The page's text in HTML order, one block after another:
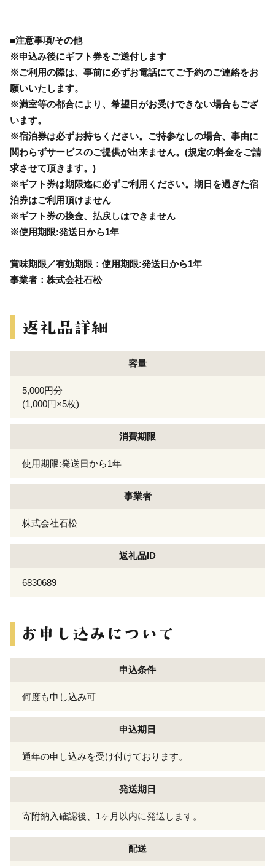
■注意事項/その他
※申込み後にギフト券をご送付します
※ご利用の際は、事前に必ずお電話にてご予約のご連絡をお
願いいたします。
※満室等の都合により、希望日がお受けできない場合もござ
います。
※宿泊券は必ずお持ちください。ご持参なしの場合、事由に
関わらずサービスのご提供が出来ません。(規定の料金をご請
求させて頂きます。)
※ギフト券は期限迄に必ずご利用ください。期日を過ぎた宿
泊券はご利用頂けません
※ギフト券の換金、払戻しはできません
※使用期限:発送日から1年
賞味期限／有効期限：使用期限:発送日から1年
事業者：株式会社石松
容量
5,000円分
(1,000円×5枚)
消費期限
使用期限:発送日から1年
事業者
株式会社石松
返礼品ID
6830689
申込条件
何度も申し込み可
申込期日
通年の申し込みを受け付けております。
発送期日
寄附納入確認後、1ヶ月以内に発送します。
配送